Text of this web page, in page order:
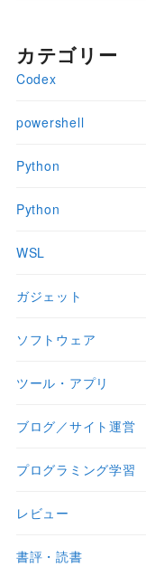
カテゴリー
Codex
powershell
Python
Python
WSL
ガジェット
ソフトウェア
ツール・アプリ
ブログ／サイト運営
プログラミング学習
レビュー
書評・読書